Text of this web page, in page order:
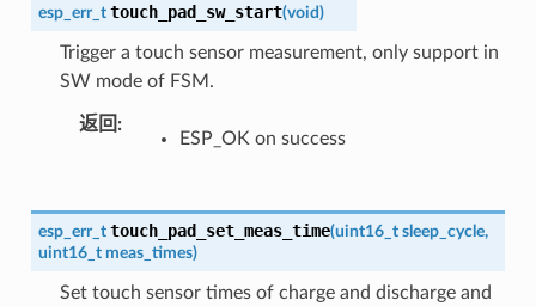
esp_err_t touch_pad_sw_start(void)
Trigger a touch sensor measurement, only support in
SW mode of FSM.
返回
ESP_OK on success
esp_err_t touch_pad_set_meas_time(uint16_t sleep_cycle,
uint16_t meas_times)
Set touch sensor times of charge and discharge and